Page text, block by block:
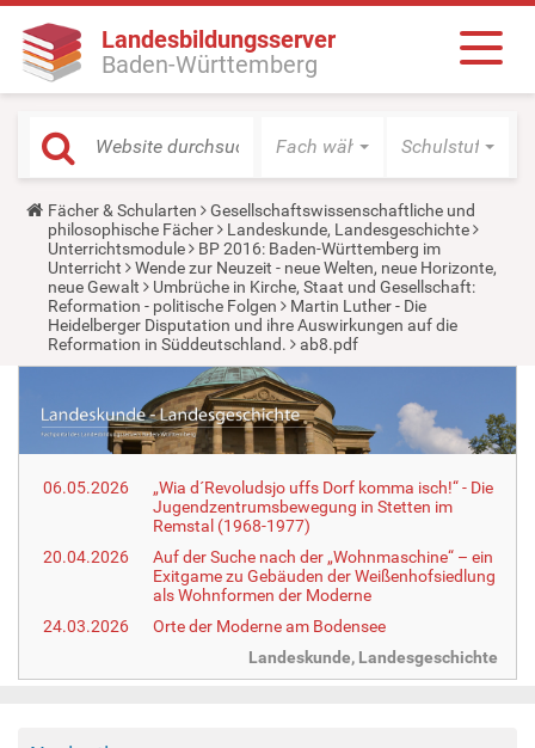
Landesbildungsserver
Baden-Württemberg
Fach wählen Schulstufe
Y
o
u
a
r
e
h
e
r
Fächer & Schularten
Gesellschaftswissenschaftliche und
philosophische Fächer
Landeskunde, Landesgeschichte
Unterrichtsmodule
BP 2016: Baden-Württemberg im
Unterricht
Wende zur Neuzeit - neue Welten, neue Horizonte,
neue Gewalt
Umbrüche in Kirche, Staat und Gesellschaft:
Reformation - politische Folgen
Martin Luther - Die
Heidelberger Disputation und ihre Auswirkungen auf die
Reformation in Süddeutschland.
ab8.pdf
06.05.2026
„Wia d´Revoludsjo uffs Dorf komma isch!“ - Die
Jugendzentrumsbewegung in Stetten im
Remstal (1968-1977)
20.04.2026
Auf der Suche nach der „Wohnmaschine“ – ein
Exitgame zu Gebäuden der Weißenhofsiedlung
als Wohnformen der Moderne
24.03.2026
Orte der Moderne am Bodensee
Landeskunde, Landesgeschichte